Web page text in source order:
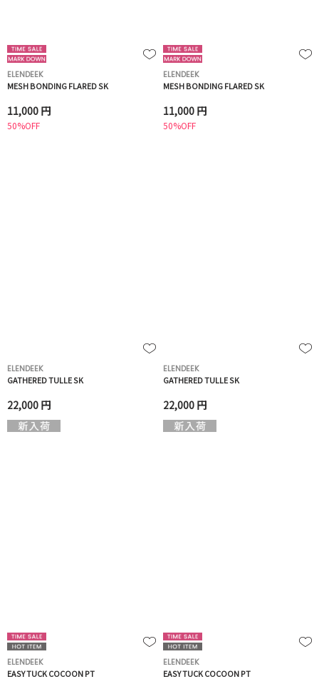
ELENDEEK
MESH BONDING FLARED SK
11,000 円
50%OFF
ELENDEEK
MESH BONDING FLARED SK
11,000 円
50%OFF
ELENDEEK
GATHERED TULLE SK
22,000 円
ELENDEEK
GATHERED TULLE SK
22,000 円
ELENDEEK
EASY TUCK COCOON PT
ELENDEEK
EASY TUCK COCOON PT